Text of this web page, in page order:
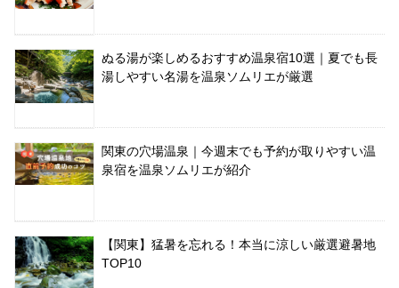
ぬる湯が楽しめるおすすめ温泉宿10選｜夏でも長
湯しやすい名湯を温泉ソムリエが厳選
関東の穴場温泉｜今週末でも予約が取りやすい温
泉宿を温泉ソムリエが紹介
【関東】猛暑を忘れる！本当に涼しい厳選避暑地
TOP10